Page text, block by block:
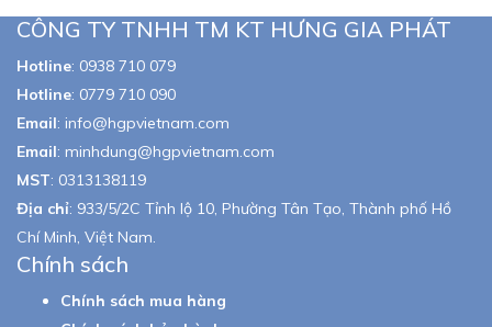
CÔNG TY TNHH TM KT HƯNG GIA PHÁT
Hotline: 0938 710 079
Hotline: 0779 710 090
Email: info@hgpvietnam.com
Email: minhdung@hgpvietnam.com
MST: 0313138119
Địa chỉ: 933/5/2C Tỉnh lộ 10, Phường Tân Tạo, Thành phố Hồ
Chí Minh, Việt Nam.
Chính sách
Chính sách mua hàng